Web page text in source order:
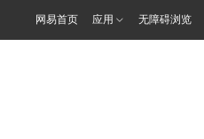
网易首页 应用 无障碍浏览